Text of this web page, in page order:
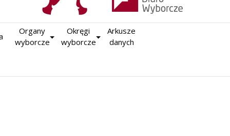
Organy
wyborcze
Okręgi
wyborcze
Arkusze
danych